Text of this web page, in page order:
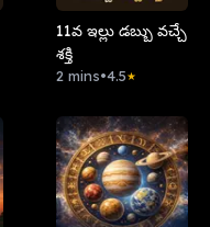
11వ ఇల్లు డబ్బు వచ్చే
శక్తి
2 mins•4.5★